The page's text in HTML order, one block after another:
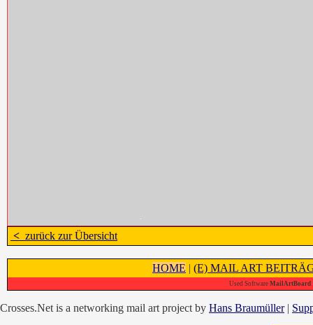
< zurück zur Übersicht
HOME | (E) MAIL ART
Used Software MailArtBoard
Crosses.Net is a networking mail art project by Hans Braumüller|